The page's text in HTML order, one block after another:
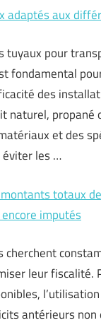
adaptés aux
tuyaux pour
fondamental
des
naturel, propané
et des
les …
totaux
imputés
cherchent
leur fiscalité.
antérieurs non